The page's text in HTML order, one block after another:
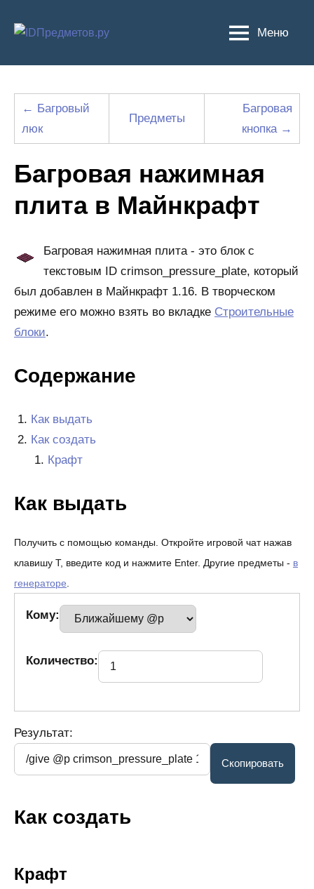
Меню
← Багровый
люк
Предметы
Багровая
кнопка →
Багровая нажимная
плита в Майнкрафт
Багровая нажимная плита - это блок с
текстовым ID crimson_pressure_plate, который
был добавлен в Майнкрафт 1.16. В творческом
режиме его можно взять во вкладке Строительные
блоки.
Содержание
Как выдать
Как создать
Крафт
Как выдать
Получить с помощью команды. Откройте игровой чат нажав
клавишу T, введите код и нажмите Enter. Другие предметы - в
генераторе.
Кому:
Количество:
Результат:
Как создать
Крафт